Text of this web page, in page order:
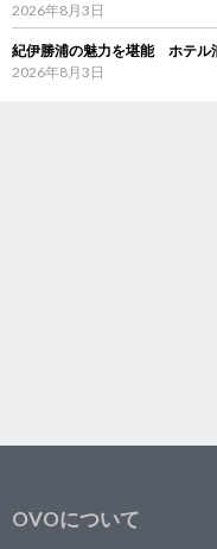
2026年8月3日
紀伊勝浦の魅力を堪能 ホテル
2026年8月3日
OVOについて